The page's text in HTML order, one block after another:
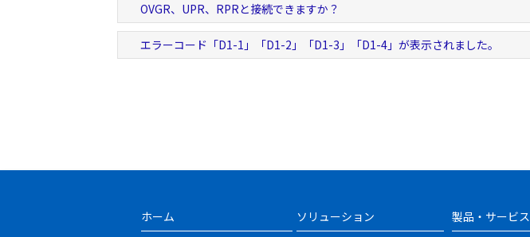
OVGR、UPR、RPRと接続できますか？
エラーコード「D1-1」「D1-2」「D1-3」「D1-4」が表示されました。
ホーム ソリューション
製品・サービス